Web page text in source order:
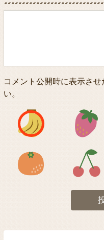
コメント公開時に表示さ
い。
アイコン1
アイコン5